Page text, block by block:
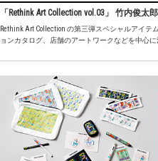
「Rethink Art Collection vol.03」 竹内俊太郎
Rethink Art Collection の第三弾スペシャルアイテ
ョンカタログ、店舗のアートワークなどを中心に